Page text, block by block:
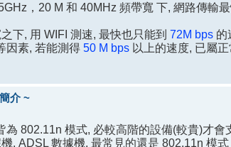
，20 M 和 40MHz 頻帶寬 下, 網路傳輸
下, 用 WIFI 測速, 最快也只能到 72M bps 的
因素, 若能測得 50 M bps 以上的速度, 已屬正
介 ~
為 802.11n 模式, 必較高階的設備(較貴)才會
, ADSL 數據機, 最常見的還是 802.11n 模式